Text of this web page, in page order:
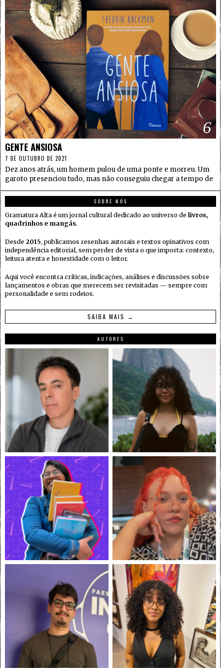
6
GENTE ANSIOSA
7 DE OUTUBRO DE 2021
Dez anos atrás, um homem pulou de uma ponte e morreu. Um
garoto presenciou tudo, mas não conseguiu chegar a tempo de
SOBRE NÓS
Gramatura Alta é um jornal cultural dedicado ao universo de livros,
quadrinhos e mangás.
Desde 2015, publicamos resenhas autorais e textos opinativos com
independência editorial, sem perder de vista o que importa: contexto,
leitura atenta e honestidade com o leitor.
Aqui você encontra críticas, indicações, análises e discussões sobre
lançamentos e obras que merecem ser revisitadas — sempre com
personalidade e sem rodeios.
SAIBA MAIS →
AUTORES